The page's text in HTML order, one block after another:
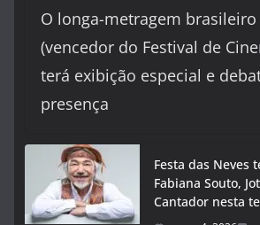
O longa-metragem brasileiro
(vencedor do Festival de
terá exibição especial e
presença
Festa das Neves
Fabiana Souto,
Cantador nesta